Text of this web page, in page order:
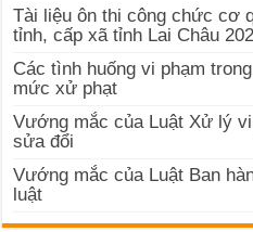
Tài liệu ôn thi công chức cơ
tỉnh, cấp xã tỉnh Lai Châu
Các tình huống vi phạm
mức xử phạt
Vướng mắc của Luật Xử lý
sửa đổi
Vướng mắc của Luật Ban
luật